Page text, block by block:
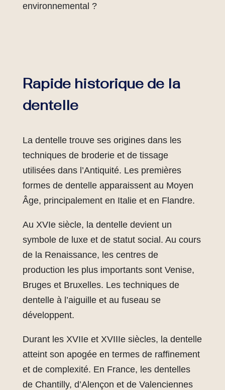
environnemental ?
Rapide historique de la
dentelle
La dentelle trouve ses origines dans les
techniques de broderie et de tissage
utilisées dans l’Antiquité. Les premières
formes de dentelle apparaissent au Moyen
Âge, principalement en Italie et en Flandre.
Au XVIe siècle, la dentelle devient un
symbole de luxe et de statut social. Au cours
de la Renaissance, les centres de
production les plus importants sont Venise,
Bruges et Bruxelles. Les techniques de
dentelle à l’aiguille et au fuseau se
développent.
Durant les XVIIe et XVIIIe siècles, la dentelle
atteint son apogée en termes de raffinement
et de complexité. En France, les dentelles
de Chantilly, d’Alençon et de Valenciennes